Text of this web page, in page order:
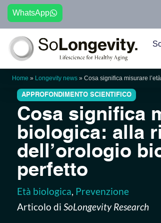
WhatsApp
Home » Longevity news » Cosa significa misurare
Cosa significa
biologica: alla
dell’orologio
perfetto
Età biologica, Prevenzione
Articolo di SoLongevity Research